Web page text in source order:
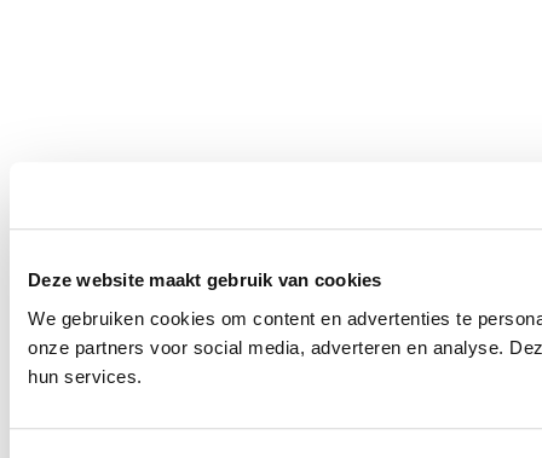
Deze website maakt gebruik van cookies
We gebruiken cookies om content en advertenties te
onze partners voor social media, adverteren en analyse.
hun services.